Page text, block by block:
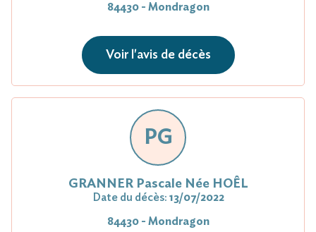
84430 - Mondragon
Voir l'avis de décès
PG
GRANNER Pascale Née HOÊL
Date du décès: 13/07/2022
84430 - Mondragon